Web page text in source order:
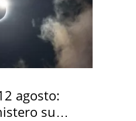
agosto:
su